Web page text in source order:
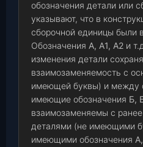
обозначения детали или
указывают, что в
сборочной единицы были
Обозначения А, А1, А2 и
изменения детали
взаимозаменяемость с
имеющей буквы) и между
имеющие обозначения Б,
взаимозаменяемы с
деталями (не имеющими
имеющими обозначения